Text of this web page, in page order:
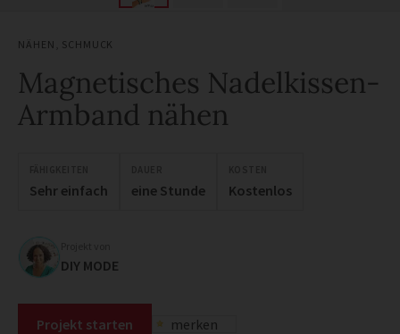
NÄHEN SCHMUCK
Magnetisches Nadelkissen-
Armband nähen
Sehr einfach eine Stunde Kostenlos
DIY MODE
Projekt starten merken